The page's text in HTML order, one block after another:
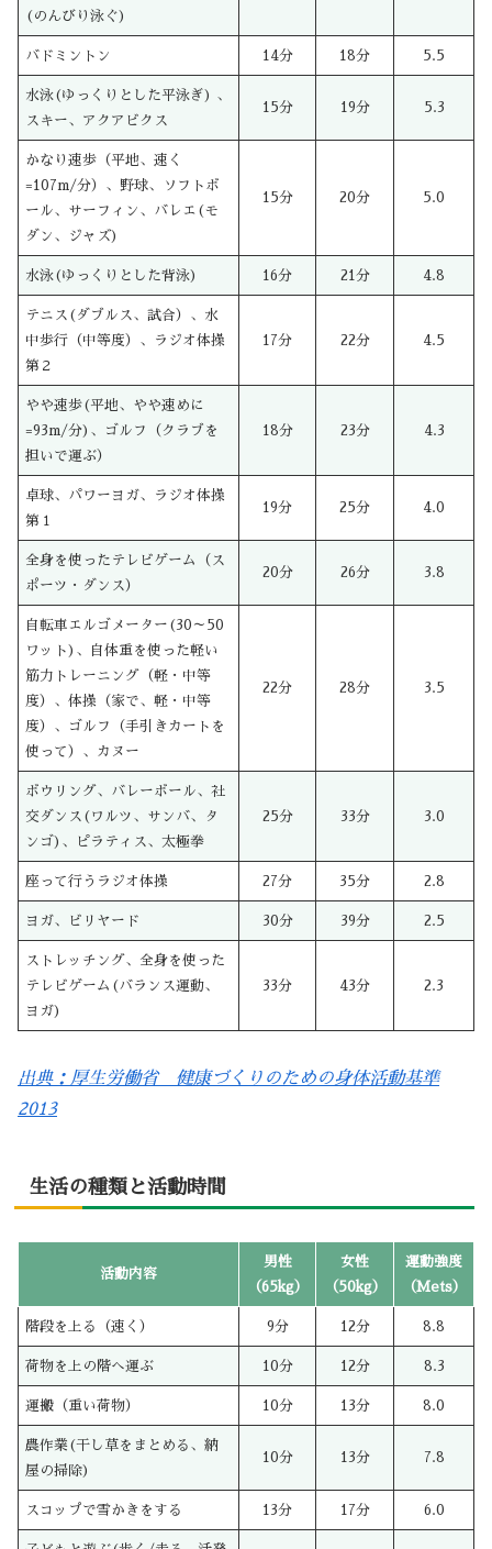
(のんびり泳ぐ)
バドミントン 14分 18分 5.5
水泳(ゆっくりとした平泳ぎ) 、
スキー、アクアビクス
15分 19分 5.3
かなり速歩（平地、速く
=107m/分）、野球、ソフトボ
ール、サーフィン、バレエ(モ
ダン、ジャズ)
15分 20分 5.0
水泳(ゆっくりとした背泳) 16分 21分 4.8
テニス(ダブルス、試合）、水
中歩行（中等度）、ラジオ体操
第２
17分 22分 4.5
やや速歩(平地、やや速めに
=93m/分)、ゴルフ（クラブを
担いで運ぶ）
18分 23分 4.3
卓球、パワーヨガ、ラジオ体操
第１
19分 25分 4.0
全身を使ったテレビゲーム（ス
ポーツ・ダンス）
20分 26分 3.8
自転車エルゴメーター(30～50
ワット)、自体重を使った軽い
筋力トレーニング（軽・中等
度）、体操（家で、軽・中等
度）、ゴルフ（手引きカートを
使って）、カヌー
22分 28分 3.5
ボウリング、バレーボール、社
交ダンス(ワルツ、サンバ、タ
ンゴ)、ピラティス、太極拳
25分 33分 3.0
座って行うラジオ体操 27分 35分 2.8
ヨガ、ビリヤード 30分 39分 2.5
ストレッチング、全身を使った
テレビゲーム(バランス運動、
ヨガ)
33分 43分 2.3
出典：厚生労働省 健康づくりのための身体活動基準
2013
生活の種類と活動時間
活動内容
男性
（65kg）
女性
（50kg）
運動強度
（Mets）
階段を上る（速く） 9分 12分 8.8
荷物を上の階へ運ぶ 10分 12分 8.3
運搬（重い荷物） 10分 13分 8.0
農作業(干し草をまとめる、納
屋の掃除)
10分 13分 7.8
スコップで雪かきをする 13分 17分 6.0